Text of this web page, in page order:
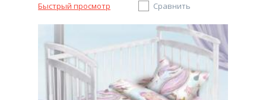
Быстрый просмотр Сравнить